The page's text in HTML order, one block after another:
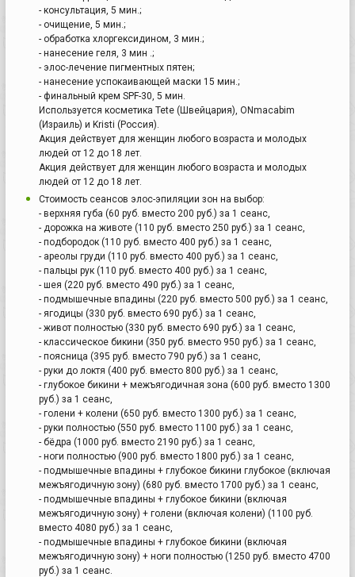
- консультация, 5 мин.;
- очищение, 5 мин.;
- обработка хлоргексидином, 3 мин.;
- нанесение геля, 3 мин .;
- элос-лечение пигментных пятен;
- нанесение успокаивающей маски 15 мин.;
- финальный крем SPF-30, 5 мин.
Используется косметика Tete (Швейцария), ONmacabim
(Израиль) и Kristi (Россия).
Акция действует для женщин любого возраста и молодых
людей от 12 до 18 лет.
Акция действует для женщин любого возраста и молодых
людей от 12 до 18 лет.
Стоимость сеансов элос-эпиляции зон на выбор:
- верхняя губа (60 руб. вместо 200 руб.) за 1 сеанс,
- дорожка на животе (110 руб. вместо 250 руб.) за 1 сеанс,
- подбородок (110 руб. вместо 400 руб.) за 1 сеанс,
- ареолы груди (110 руб. вместо 400 руб.) за 1 сеанс,
- пальцы рук (110 руб. вместо 400 руб.) за 1 сеанс,
- шея (220 руб. вместо 490 руб.) за 1 сеанс,
- подмышечные впадины (220 руб. вместо 500 руб.) за 1 сеанс,
- ягодицы (330 руб. вместо 690 руб.) за 1 сеанс,
- живот полностью (330 руб. вместо 690 руб.) за 1 сеанс,
- классическое бикини (350 руб. вместо 950 руб.) за 1 сеанс,
- поясница (395 руб. вместо 790 руб.) за 1 сеанс,
- руки до локтя (400 руб. вместо 800 руб.) за 1 сеанс,
- глубокое бикини + межъягодичная зона (600 руб. вместо 1300
руб.) за 1 сеанс,
- голени + колени (650 руб. вместо 1300 руб.) за 1 сеанс,
- руки полностью (550 руб. вместо 1100 руб.) за 1 сеанс,
- бёдра (1000 руб. вместо 2190 руб.) за 1 сеанс,
- ноги полностью (900 руб. вместо 1800 руб.) за 1 сеанс,
- подмышечные впадины + глубокое бикини глубокое (включая
межъягодичную зону) (680 руб. вместо 1700 руб.) за 1 сеанс,
- подмышечные впадины + глубокое бикини (включая
межъягодичную зону) + голени (включая колени) (1100 руб.
вместо 4080 руб.) за 1 сеанс,
- подмышечные впадины + глубокое бикини (включая
межъягодичную зону) + ноги полностью (1250 руб. вместо 4700
руб.) за 1 сеанс.